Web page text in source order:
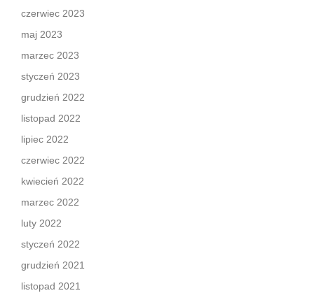
czerwiec 2023
maj 2023
marzec 2023
styczeń 2023
grudzień 2022
listopad 2022
lipiec 2022
czerwiec 2022
kwiecień 2022
marzec 2022
luty 2022
styczeń 2022
grudzień 2021
listopad 2021